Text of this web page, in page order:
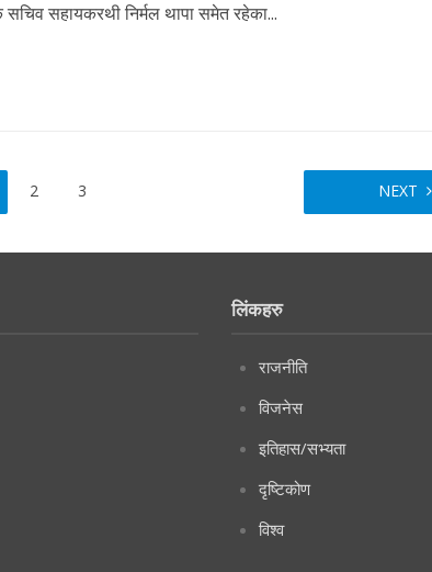
सहायकरथी निर्मल थापा समेत रहेका...
2 3 NEXT
लिंकहरु
राजनीति
विजनेस
इतिहास/सभ्यता
दृष्टिकोण
विश्व